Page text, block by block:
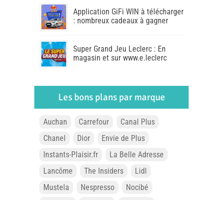
Application GiFi WIN à télécharger
: nombreux cadeaux à gagner
Super Grand Jeu Leclerc : En
magasin et sur www.e.leclerc
Les bons plans par marque
Auchan Carrefour
Canal Plus
Chanel
Dior
Envie de Plus
Instants-Plaisir.fr
La Belle Adresse
Lancôme
The Insiders
Lidl
Mustela
Nespresso
Nocibé